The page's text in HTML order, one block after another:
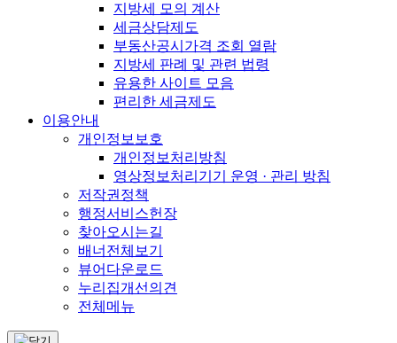
지방세 모의 계산
세금상담제도
부동산공시가격 조회 열람
지방세 판례 및 관련 법령
유용한 사이트 모음
편리한 세금제도
이용안내
개인정보보호
개인정보처리방침
영상정보처리기기 운영 · 관리 방침
저작권정책
행정서비스헌장
찾아오시는길
배너전체보기
뷰어다운로드
누리집개선의견
전체메뉴